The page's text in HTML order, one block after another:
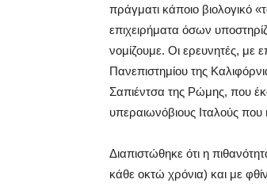
πράγματι κάποιο βιολογικό
επιχειρήματα όσων
νομίζουμε. Οι ερευνητές, με
Πανεπιστημίου της
Σαπιέντσα της Ρώμης, που
υπεραιωνόβιους Ιταλούς
Διαπιστώθηκε ότι η
κάθε οκτώ χρόνια) και με